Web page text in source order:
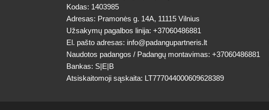
Kodas: 1403985
Adresas: Pramonės g. 14A, 11115 Vilnius
Užsakymų pagalbos linija:+37060486881
El. pašto adresas: info@padangupartneris.lt
Naudotos padangos / Padangų montavimas:+37060486881
Bankas: S|E|B
Atsiskaitomoji sąskaita: LT777044000609628389